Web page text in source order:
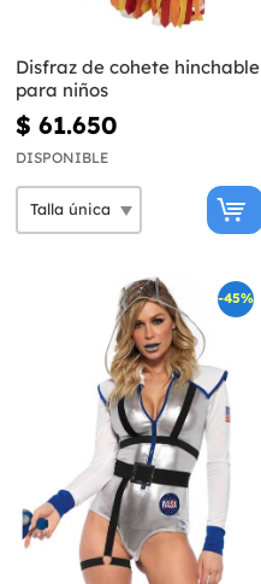
Disfraz de cohete hinchable
para niños
$ 61.650
DISPONIBLE
-45%